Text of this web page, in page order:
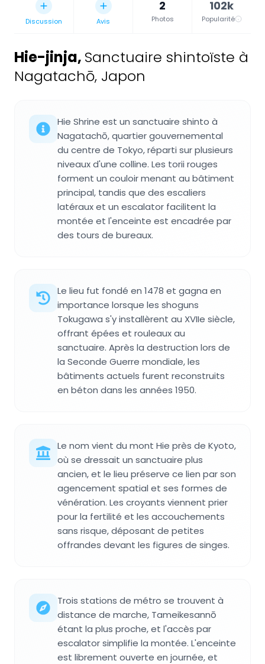
Discussion Avis
2
Photos
102k
Popularité
Hie-jinja, Sanctuaire shintoïste à
Nagatachō, Japon
Hie Shrine est un sanctuaire shinto à
Nagatachō, quartier gouvernemental
du centre de Tokyo, réparti sur plusieurs
niveaux d'une colline. Les torii rouges
forment un couloir menant au bâtiment
principal, tandis que des escaliers
latéraux et un escalator facilitent la
montée et l'enceinte est encadrée par
des tours de bureaux.
Le lieu fut fondé en 1478 et gagna en
importance lorsque les shoguns
Tokugawa s'y installèrent au XVIIe siècle,
offrant épées et rouleaux au
sanctuaire. Après la destruction lors de
la Seconde Guerre mondiale, les
bâtiments actuels furent reconstruits
en béton dans les années 1950.
Le nom vient du mont Hie près de Kyoto,
où se dressait un sanctuaire plus
ancien, et le lieu préserve ce lien par son
agencement spatial et ses formes de
vénération. Les croyants viennent prier
pour la fertilité et les accouchements
sans risque, déposant de petites
offrandes devant les figures de singes.
Trois stations de métro se trouvent à
distance de marche, Tameikesannō
étant la plus proche, et l'accès par
escalator simplifie la montée. L'enceinte
est librement ouverte en journée, et